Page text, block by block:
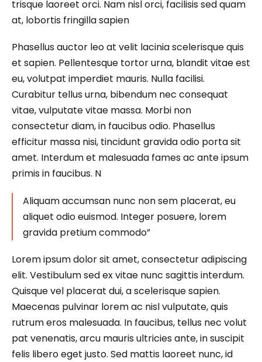
trisque laoreet orci. Nam nisl orci, facilisis sed quam
at, lobortis fringilla sapien
Phasellus auctor leo at velit lacinia scelerisque quis
et sapien. Pellentesque tortor urna, blandit vitae est
eu, volutpat imperdiet mauris. Nulla facilisi.
Curabitur tellus urna, bibendum nec consequat
vitae, vulputate vitae massa. Morbi non
consectetur diam, in faucibus odio. Phasellus
efficitur massa nisi, tincidunt gravida odio porta sit
amet. Interdum et malesuada fames ac ante ipsum
primis in faucibus. N
Aliquam accumsan nunc non sem placerat, eu
aliquet odio euismod. Integer posuere, lorem
gravida pretium commodo”
Lorem ipsum dolor sit amet, consectetur adipiscing
elit. Vestibulum sed ex vitae nunc sagittis interdum.
Quisque vel placerat dui, a scelerisque sapien.
Maecenas pulvinar lorem ac nisl vulputate, quis
rutrum eros malesuada. In faucibus, tellus nec volut
pat venenatis, arcu mauris ultricies ante, in suscipit
felis libero eget justo. Sed mattis laoreet nunc, id